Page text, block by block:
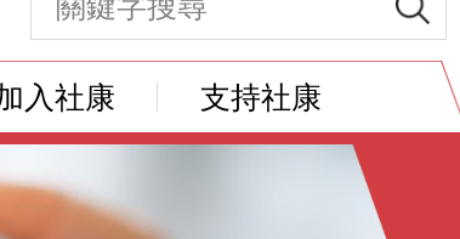
入社康 支持社康